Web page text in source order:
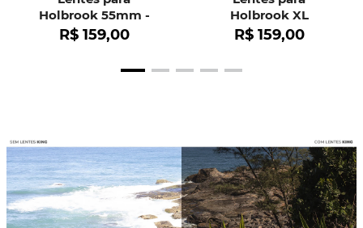
Holbrook 55mm -
OO9102
R$ 159,00
Holbrook XL
R$ 159,00